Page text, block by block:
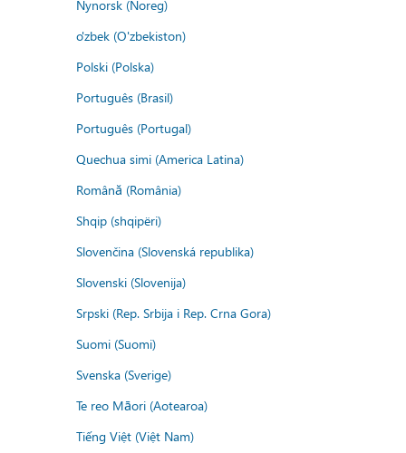
Nynorsk (Noreg)
o'zbek (O'zbekiston)
Polski (Polska)
Português (Brasil)
Português (Portugal)
Quechua simi (America Latina)
Română (România)
Shqip (shqipëri)
Slovenčina (Slovenská republika)
Slovenski (Slovenija)
Srpski (Rep. Srbija i Rep. Crna Gora)
Suomi (Suomi)
Svenska (Sverige)
Te reo Māori (Aotearoa)
Tiếng Việt (Việt Nam)